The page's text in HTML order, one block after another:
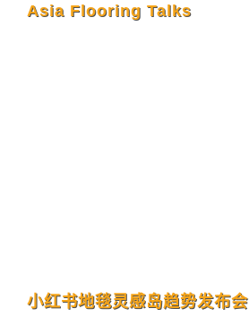
Asia Flooring Talks
小红书地毯灵感岛趋势发布会